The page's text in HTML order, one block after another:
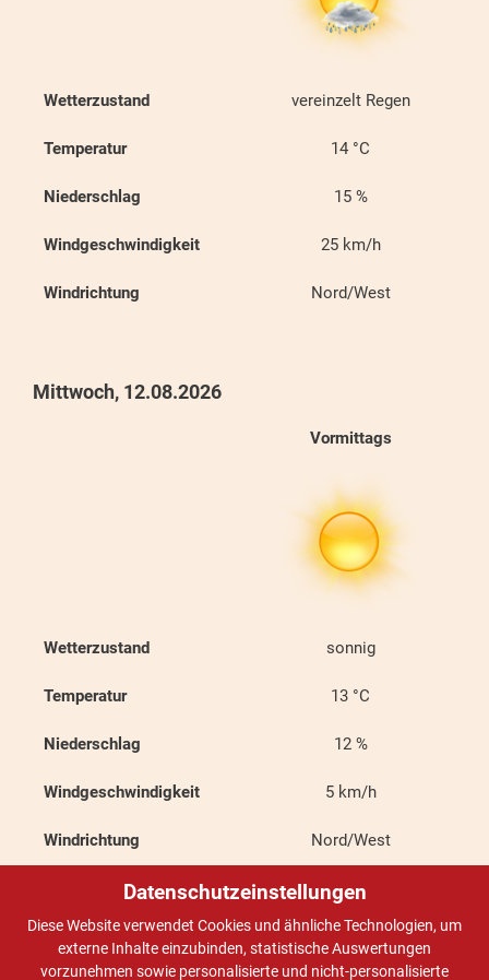
Datenschutzeinstellungen
Diese Website verwendet Cookies und ähnliche Technologien, um
externe Inhalte einzubinden, statistische Auswertungen
vorzunehmen sowie personalisierte und nicht-personalisierte
Wetterzustand vereinzelt Regen
Temperatur 14 °C
Niederschlag 15 %
Windgeschwindigkeit 25 km/h
Windrichtung Nord/West
Mittwoch, 12.08.2026
Vormittags
Wetterzustand sonnig
Temperatur 13 °C
Niederschlag 12 %
Windgeschwindigkeit 5 km/h
Windrichtung Nord/West
Donnerstag, 13.08.2026